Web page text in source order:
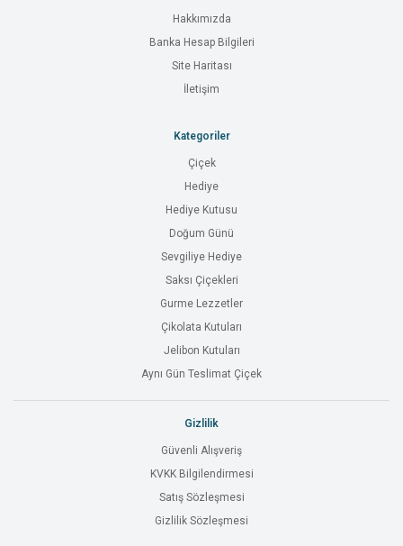
Hakkımızda
Banka Hesap Bilgileri
Site Haritası
İletişim
Kategoriler
Çiçek
Hediye
Hediye Kutusu
Doğum Günü
Sevgiliye Hediye
Saksı Çiçekleri
Gurme Lezzetler
Çikolata Kutuları
Jelibon Kutuları
Aynı Gün Teslimat Çiçek
Gizlilik
Güvenli Alışveriş
KVKK Bilgilendirmesi
Satış Sözleşmesi
Gizlilik Sözleşmesi